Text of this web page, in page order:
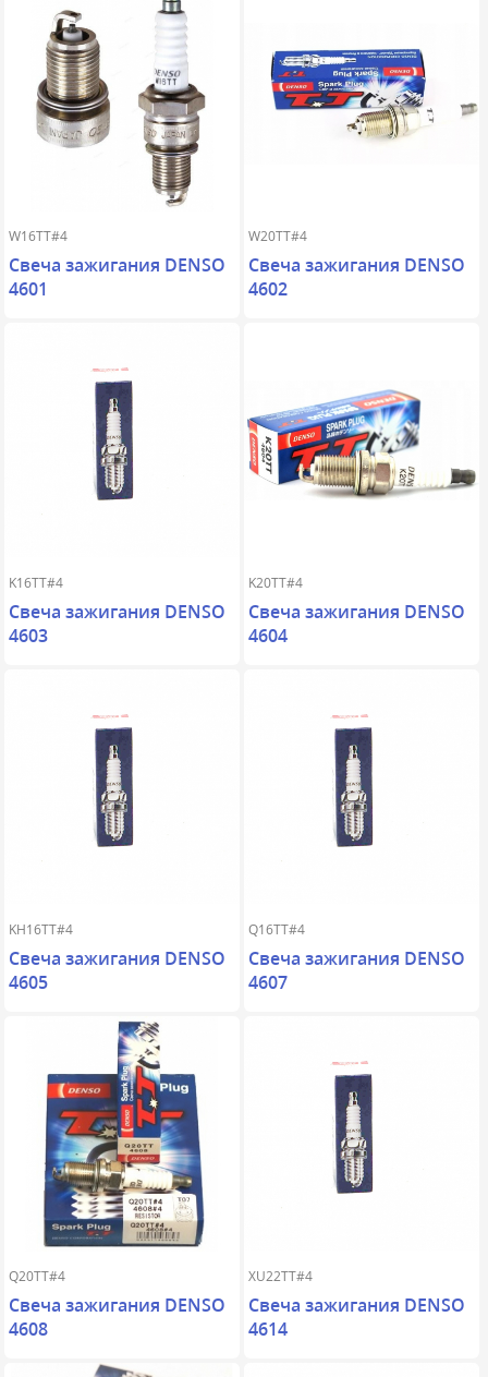
W16TT#4
Свеча зажигания DENSO
4601
W20TT#4
Свеча зажигания DENSO
4602
K16TT#4
Свеча зажигания DENSO
4603
K20TT#4
Свеча зажигания DENSO
4604
KH16TT#4
Свеча зажигания DENSO
4605
Q16TT#4
Свеча зажигания DENSO
4607
Q20TT#4
Свеча зажигания DENSO
4608
XU22TT#4
Свеча зажигания DENSO
4614